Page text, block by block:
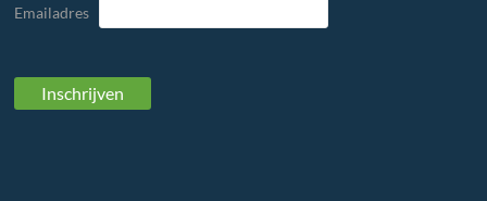
Emailadres